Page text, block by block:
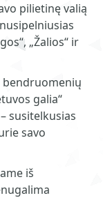
pilietinę valią
„Žalios“ ir
bendruomenių
galia“
susitelkusias
savo
iš